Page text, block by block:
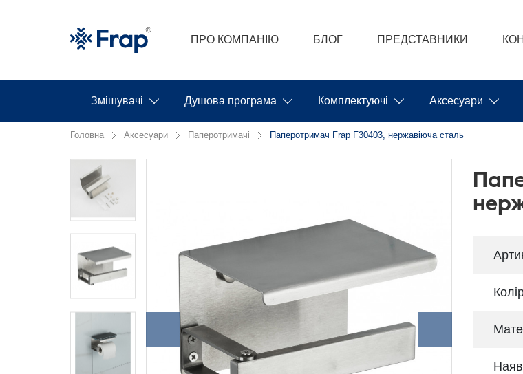
ПРО КОМПАНІЮ БЛОГ ПРЕДСТАВНИКИ
Змішувачі Душова програма Комплектуючі Аксесуари
Головна Аксесуари Паперотримачі Паперотримач Frap F30403, нержавіюча сталь